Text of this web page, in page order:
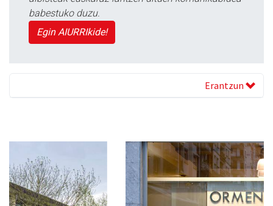
babestuko duzu.
Egin AIURRIkide!
Erantzun